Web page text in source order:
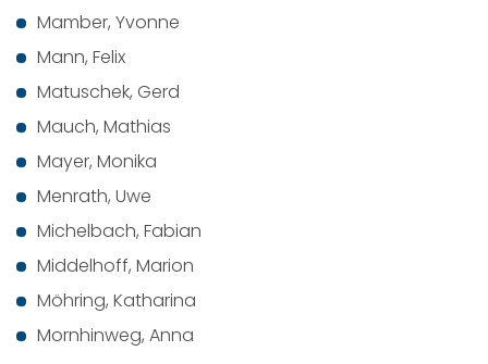
Mamber, Yvonne
Mann, Felix
Matuschek, Gerd
Mauch, Mathias
Mayer, Monika
Menrath, Uwe
Michelbach, Fabian
Middelhoff, Marion
Möhring, Katharina
Mornhinweg, Anna